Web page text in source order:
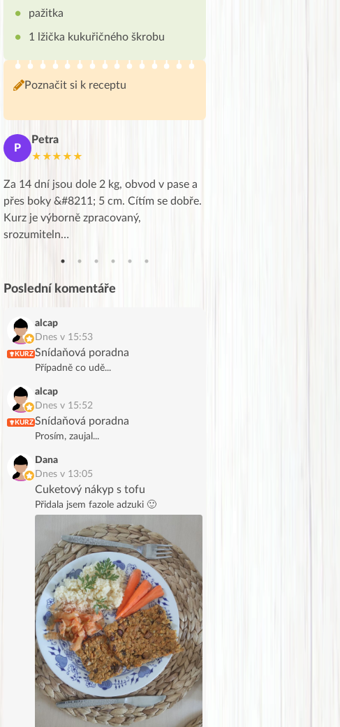
pažitka
1 lžička kukuřičného škrobu
Poznačit si k receptu
P
Petra
★★★★★
Za 14 dní jsou dole 2 kg, obvod v pase a
přes boky &#8211; 5 cm. Cítím se dobře.
Kurz je výborně zpracovaný,
srozumiteln…
Poslední komentáře
KURZ
alcap
Dnes v 15:53
Snídaňová poradna
Případně co udě...
KURZ
alcap
Dnes v 15:52
Snídaňová poradna
Prosím, zaujal...
Dana
Dnes v 13:05
Cuketový nákyp s tofu
Přidala jsem fazole adzuki 🙂